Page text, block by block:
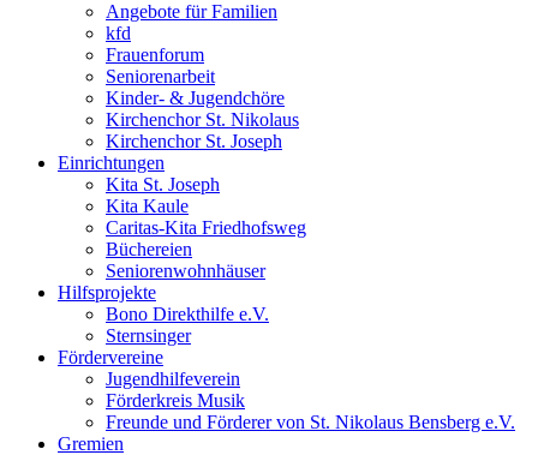
Angebote für Familien
kfd
Frauenforum
Seniorenarbeit
Kinder- & Jugendchöre
Kirchenchor St. Nikolaus
Kirchenchor St. Joseph
Einrichtungen
Kita St. Joseph
Kita Kaule
Caritas-Kita Friedhofsweg
Büchereien
Seniorenwohnhäuser
Hilfsprojekte
Bono Direkthilfe e.V.
Sternsinger
Fördervereine
Jugendhilfeverein
Förderkreis Musik
Freunde und Förderer von St. Nikolaus Bensberg e.V.
Gremien